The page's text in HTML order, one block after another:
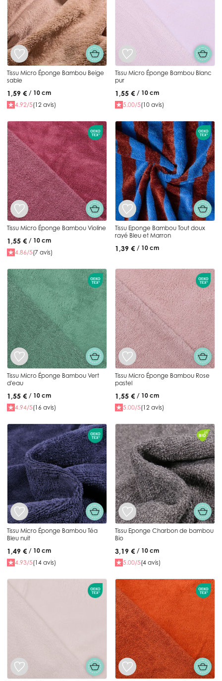
Tissu Micro Éponge Bambou Beige
sable
1,59 € / 10 cm
4.92/5(12 avis)
Tissu Micro Éponge Bambou Blanc
pur
1,55 € / 10 cm
5.00/5(10 avis)
Tissu Micro Éponge Bambou Violine
1,55 € / 10 cm
4.86/5(7 avis)
Tissu Eponge Bambou Tout doux
rayé Bleu et Marron
1,39 € / 10 cm
Tissu Micro Éponge Bambou Vert
d'eau
1,55 € / 10 cm
4.94/5(16 avis)
Tissu Micro Éponge Bambou Rose
pastel
1,55 € / 10 cm
5.00/5(12 avis)
Tissu Micro Éponge Bambou Téa
Bleu nuit
1,49 € / 10 cm
4.93/5(14 avis)
Tissu Eponge Charbon de bambou
Bio
3,19 € / 10 cm
5.00/5(4 avis)